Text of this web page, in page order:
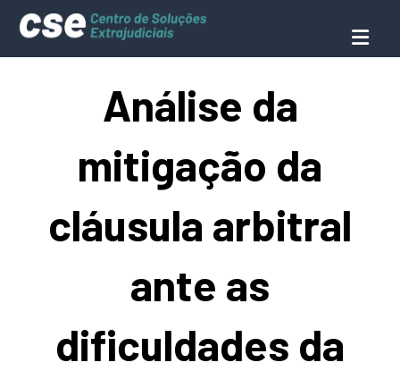
Análise da
mitigação da
cláusula arbitral
ante as
dificuldades da